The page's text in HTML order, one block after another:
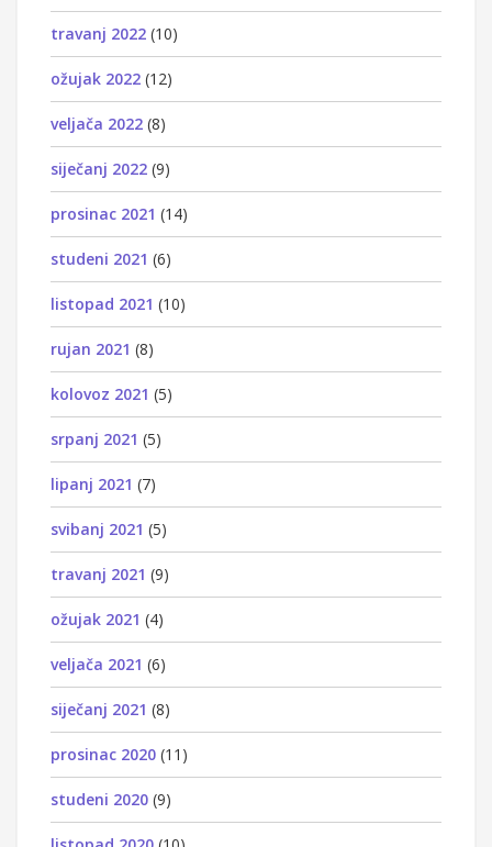
travanj 2022 (10)
ožujak 2022 (12)
veljača 2022 (8)
siječanj 2022 (9)
prosinac 2021 (14)
studeni 2021 (6)
listopad 2021 (10)
rujan 2021 (8)
kolovoz 2021 (5)
srpanj 2021 (5)
lipanj 2021 (7)
svibanj 2021 (5)
travanj 2021 (9)
ožujak 2021 (4)
veljača 2021 (6)
siječanj 2021 (8)
prosinac 2020 (11)
studeni 2020 (9)